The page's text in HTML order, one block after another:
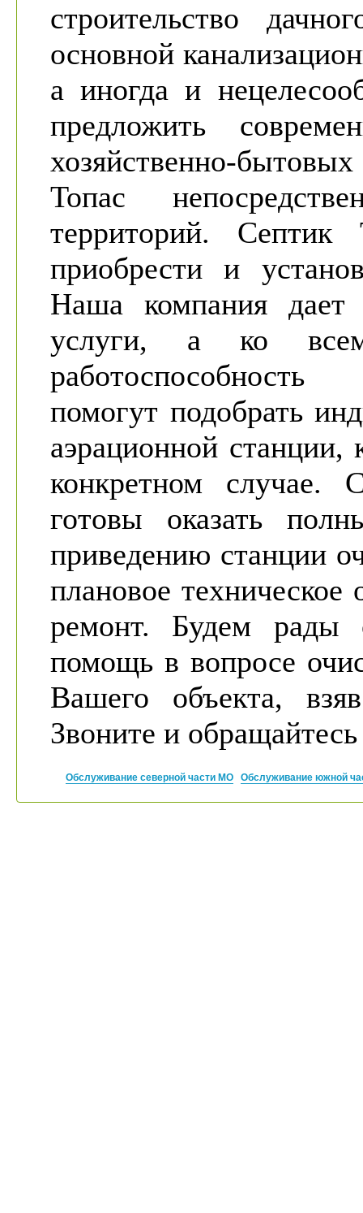
строительство
основной
а иногда и
предложить
хозяйственно-
Топас
территорий.
приобрести и
Наша компания
услуги, а ко
помогут подобрать
аэрационной станции,
конкретном случае.
готовы оказать
приведению станции
плановое
ремонт. Будем рады
помощь в вопросе
Вашего объекта,
Звоните и
Обслуживание северной части МО Обслуживание южной